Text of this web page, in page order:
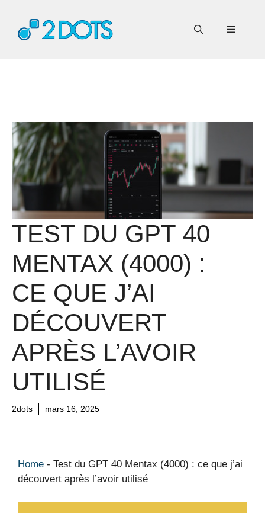
contenu
Menu
TEST DU GPT 40
MENTAX (4000) :
CE QUE J’AI
DÉCOUVERT
APRÈS L’AVOIR
UTILISÉ
2dots mars 16, 2025
Home - Test du GPT 40 Mentax (4000) : ce que j’ai
découvert après l’avoir utilisé